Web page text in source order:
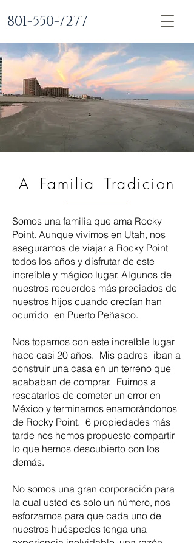
801-550-7277
A Familia Tradicion
Somos una familia que ama Rocky
Point. Aunque vivimos en Utah, nos
aseguramos de viajar a Rocky Point
todos los años y disfrutar de este
increíble y mágico lugar. Algunos de
nuestros recuerdos más preciados de
nuestros hijos cuando crecían han
ocurrido en Puerto Peñasco.
Nos topamos con este increíble lugar
hace casi 20 años. Mis padres iban a
construir una casa en un terreno que
acababan de comprar. Fuimos a
rescatarlos de cometer un error en
México y terminamos enamorándonos
de Rocky Point. 6 propiedades más
tarde nos hemos propuesto compartir
lo que hemos descubierto con los
demás.
No somos una gran corporación para
la cual usted es solo un número, nos
esforzamos para que cada uno de
nuestros huéspedes tenga una